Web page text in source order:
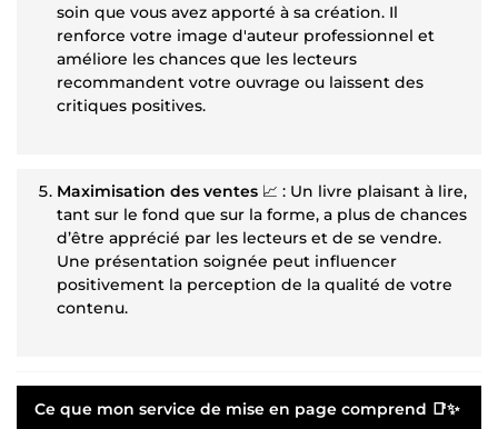
soin que vous avez apporté à sa création. Il
renforce votre image d'auteur professionnel et
améliore les chances que les lecteurs
recommandent votre ouvrage ou laissent des
critiques positives.
Maximisation des ventes 📈 : Un livre plaisant à lire,
tant sur le fond que sur la forme, a plus de chances
d’être apprécié par les lecteurs et de se vendre.
Une présentation soignée peut influencer
positivement la perception de la qualité de votre
contenu.
Ce que mon service de mise en page comprend 📑✨